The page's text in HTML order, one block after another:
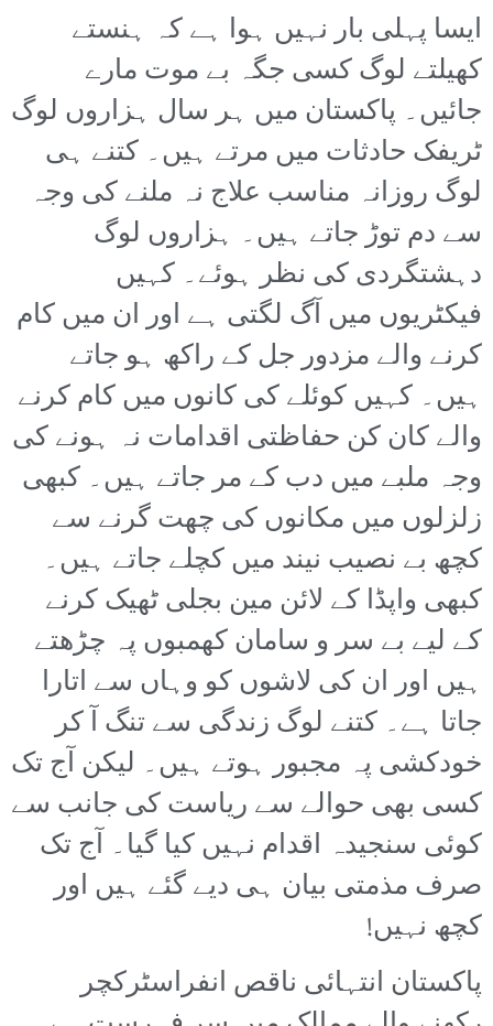
ایسا پہلی بار نہیں ہوا ہے کہ ہنستے
کھیلتے لوگ کسی جگہ بے موت مارے
جائیں۔ پاکستان میں ہر سال ہزاروں لوگ
ٹریفک حادثات میں مرتے ہیں۔ کتنے ہی
لوگ روزانہ مناسب علاج نہ ملنے کی وجہ
سے دم توڑ جاتے ہیں۔ ہزاروں لوگ
دہشتگردی کی نظر ہوئے۔ کہیں
فیکٹریوں میں آگ لگتی ہے اور ان میں کام
کرنے والے مزدور جل کے راکھ ہو جاتے
ہیں۔ کہیں کوئلے کی کانوں میں کام کرنے
والے کان کن حفاظتی اقدامات نہ ہونے کی
وجہ ملبے میں دب کے مر جاتے ہیں۔ کبھی
زلزلوں میں مکانوں کی چھت گرنے سے
کچھ بے نصیب نیند میں کچلے جاتے ہیں۔
کبھی واپڈا کے لائن مین بجلی ٹھیک کرنے
کے لیے بے سر و سامان کھمبوں پہ چڑھتے
ہیں اور ان کی لاشوں کو وہاں سے اتارا
جاتا ہے۔ کتنے لوگ زندگی سے تنگ آ کر
خودکشی پہ مجبور ہوتے ہیں۔ لیکن آج تک
کسی بھی حوالے سے ریاست کی جانب سے
کوئی سنجیدہ اقدام نہیں کیا گیا۔ آج تک
صرف مذمتی بیان ہی دیے گئے ہیں اور
کچھ نہیں!
پاکستان انتہائی ناقص انفراسٹرکچر